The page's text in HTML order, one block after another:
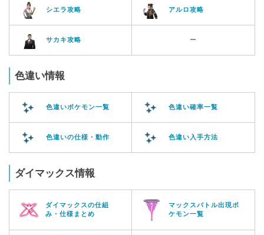
シエラ攻略 アルロ攻略
サカキ攻略 ー
色違い情報
色違いポケモン一覧 色違い確率一覧
色違いの仕様・動作 色違い入手方法
ダイマックス情報
ダイマックスの仕組
み・仕様まとめ
マックスバトル出現ポ
ケモン一覧